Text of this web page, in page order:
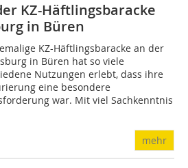
KZ-Häftlingsbaracke
in Büren
KZ-Häftlingsbaracke an der
in Büren hat so viele
Nutzungen erlebt, dass ihre
eine besondere
war. Mit viel Sachkenntnis
mehr